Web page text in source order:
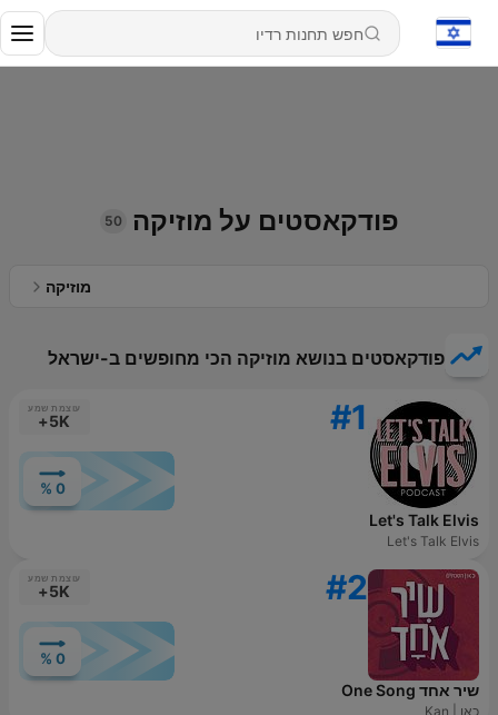
פודקאסטים על מוזיקה 50
מוזיקה
פודקאסטים בנושא מוזיקה הכי מחופשים ב-ישראל
#1 עוצמת שמע
5K+
0 %
Let's Talk Elvis
Let's Talk Elvis
#2 עוצמת שמע
5K+
0 %
שיר אחד One Song
כאן | Kan